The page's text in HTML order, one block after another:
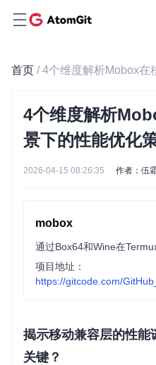
首页
4个维度解析
景下的性能优化
2026-04-15 08:26:35 作者：伍
mobox
项目地址：
https://gitcode.com/
揭示移动兼容层的性能
关键？